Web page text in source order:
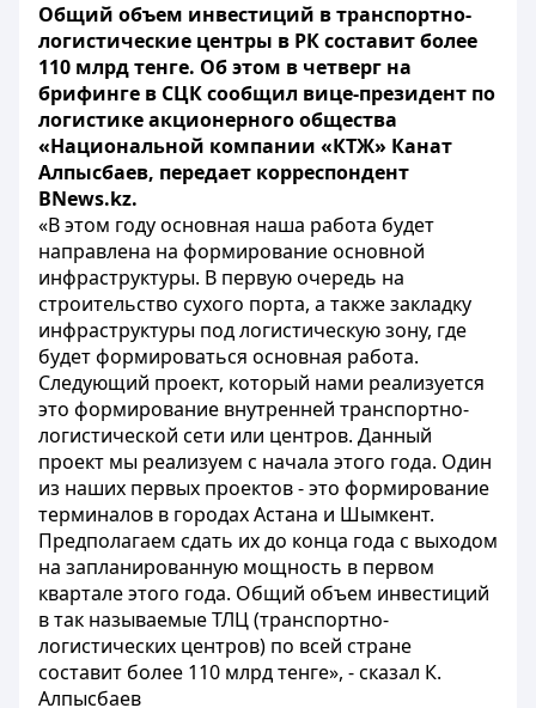
Общий объем инвестиций в транспортно-
логистические центры в РК составит более
110 млрд тенге. Об этом в четверг на
брифинге в СЦК сообщил вице-президент по
логистике акционерного общества
«Национальной компании «КТЖ» Канат
Алпысбаев, передает корреспондент
BNews.kz.
«В этом году основная наша работа будет
направлена на формирование основной
инфраструктуры. В первую очередь на
строительство сухого порта, а также закладку
инфраструктуры под логистическую зону, где
будет формироваться основная работа.
Следующий проект, который нами реализуется
это формирование внутренней транспортно-
логистической сети или центров. Данный
проект мы реализуем с начала этого года. Один
из наших первых проектов - это формирование
терминалов в городах Астана и Шымкент.
Предполагаем сдать их до конца года с выходом
на запланированную мощность в первом
квартале этого года. Общий объем инвестиций
в так называемые ТЛЦ (транспортно-
логистических центров) по всей стране
составит более 110 млрд тенге», - сказал К.
Алпысбаев